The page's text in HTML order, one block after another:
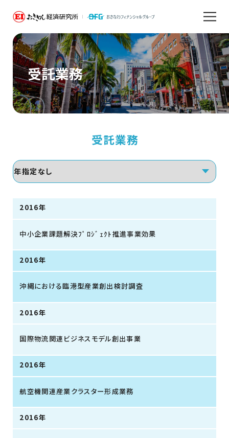
受託業務
受託業務
2016年
中小企業課題解決ﾌﾟﾛｼﾞｪｸﾄ推進事業効果
2016年
沖縄における臨港型産業創出検討調査
2016年
国際物流関連ビジネスモデル創出事業
2016年
航空機関連産業クラスター形成業務
2016年